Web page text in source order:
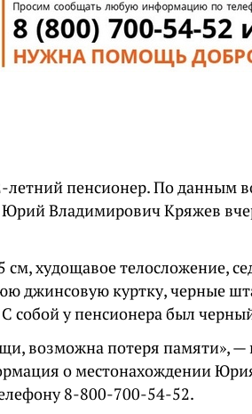
летний пенсионер. По данным
Юрий Владимирович Кряжев
худощавое телосложение,
джинсовую куртку, черные
собой у пенсионера был
возможна потеря памяти», —
о местонахождении
8-800-700-54-52.